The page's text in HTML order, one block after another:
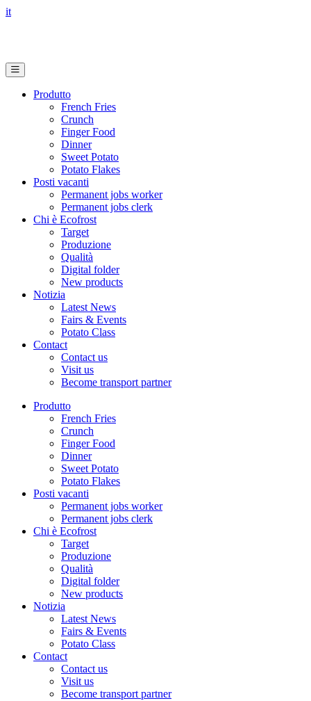
it
Produtto
French Fries
Crunch
Finger Food
Dinner
Sweet Potato
Potato Flakes
Posti vacanti
Permanent jobs worker
Permanent jobs clerk
Chi è Ecofrost
Target
Produzione
Qualità
Digital folder
New products
Notizia
Latest News
Fairs & Events
Potato Class
Contact
Contact us
Visit us
Become transport partner
Produtto
French Fries
Crunch
Finger Food
Dinner
Sweet Potato
Potato Flakes
Posti vacanti
Permanent jobs worker
Permanent jobs clerk
Chi è Ecofrost
Target
Produzione
Qualità
Digital folder
New products
Notizia
Latest News
Fairs & Events
Potato Class
Contact
Contact us
Visit us
Become transport partner